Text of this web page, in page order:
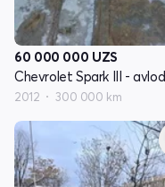
60 000 000 UZS
Chevrolet Spark III - avlod
2012 300 000 km